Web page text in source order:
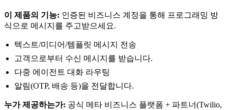
이 제품의 기능: 인증된 비즈니스 계정을 통해 프로그래밍 방
식으로 메시지를 주고받으세요.
텍스트/미디어/템플릿 메시지 전송
고객으로부터 수신 메시지를 받습니다.
다중 에이전트 대화 라우팅
알림(OTP, 배송 등)을 전달합니다.
누가 제공하는가: 공식 메타 비즈니스 플랫폼 + 파트너(Twilio,